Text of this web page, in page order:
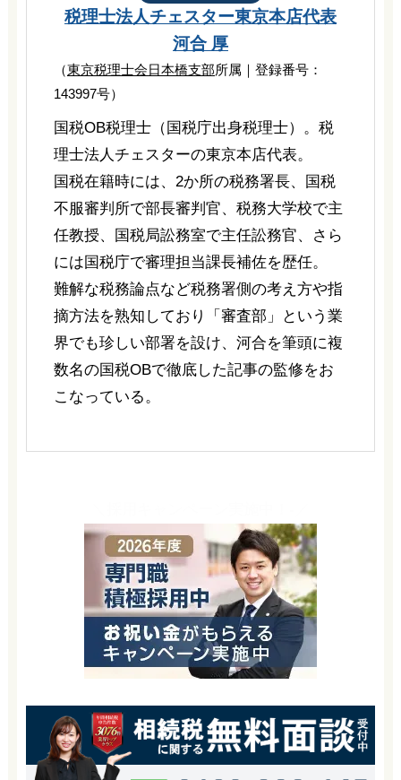
税理士法人チェスター東京本店代表
河合 厚
（東京税理士会日本橋支部所属｜登録番号：
143997号）
国税OB税理士（国税庁出身税理士）。税
理士法人チェスターの東京本店代表。
国税在籍時には、2か所の税務署長、国税
不服審判所で部長審判官、税務大学校で主
任教授、国税局訟務室で主任訟務官、さら
には国税庁で審理担当課長補佐を歴任。
難解な税務論点など税務署側の考え方や指
摘方法を熟知しており「審査部」という業
界でも珍しい部署を設け、河合を筆頭に複
数名の国税OBで徹底した記事の監修をお
こなっている。